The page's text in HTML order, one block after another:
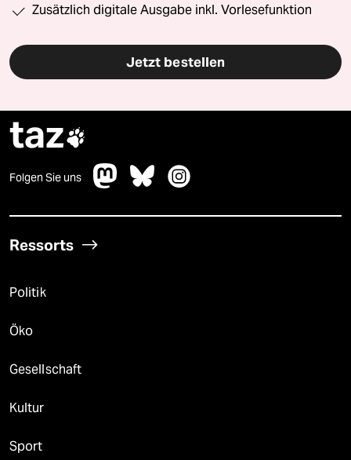
Zusätzlich digitale Ausgabe inkl. Vorlesefunktion
Jetzt bestellen
taz
Folgen Sie uns
Ressorts
Politik
Öko
Gesellschaft
Kultur
Sport